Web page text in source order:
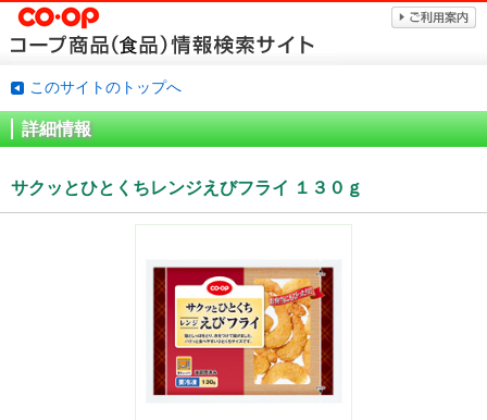
このサイトのトップへ
詳細情報
サクッとひとくちレンジえびフライ １３０ｇ